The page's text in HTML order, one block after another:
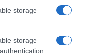
storage
storage